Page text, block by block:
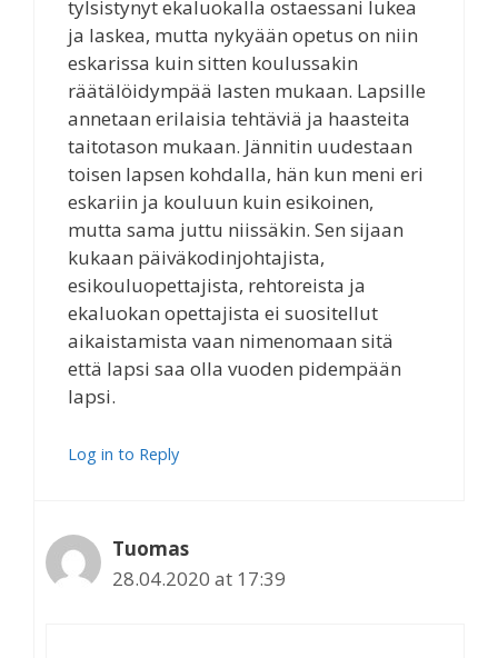
tylsistynyt ekaluokalla ostaessani lukea
ja laskea, mutta nykyään opetus on niin
eskarissa kuin sitten koulussakin
räätälöidympää lasten mukaan. Lapsille
annetaan erilaisia tehtäviä ja haasteita
taitotason mukaan. Jännitin uudestaan
toisen lapsen kohdalla, hän kun meni eri
eskariin ja kouluun kuin esikoinen,
mutta sama juttu niissäkin. Sen sijaan
kukaan päiväkodinjohtajista,
esikouluopettajista, rehtoreista ja
ekaluokan opettajista ei suositellut
aikaistamista vaan nimenomaan sitä
että lapsi saa olla vuoden pidempään
lapsi.
Log in to Reply
Tuomas
28.04.2020 at 17:39